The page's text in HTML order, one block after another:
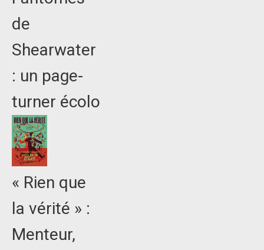
de
Shearwater
: un page-
turner écolo
« Rien que
la vérité » :
Menteur,